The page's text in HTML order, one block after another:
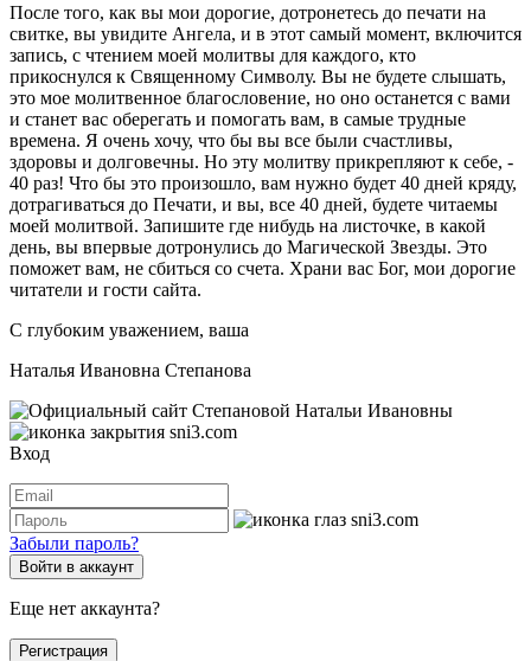
После того, как вы мои дорогие, дотронетесь до печати на
свитке, вы увидите Ангела, и в этот самый момент, включится
запись, с чтением моей молитвы для каждого, кто
прикоснулся к Священному Символу. Вы не будете слышать,
это мое молитвенное благословение, но оно останется с вами
и станет вас оберегать и помогать вам, в самые трудные
времена. Я очень хочу, что бы вы все были счастливы,
здоровы и долговечны. Но эту молитву прикрепляют к себе, -
40 раз! Что бы это произошло, вам нужно будет 40 дней кряду,
дотрагиваться до Печати, и вы, все 40 дней, будете читаемы
моей молитвой. Запишите где нибудь на листочке, в какой
день, вы впервые дотронулись до Магической Звезды. Это
поможет вам, не сбиться со счета. Храни вас Бог, мои дорогие
читатели и гости сайта.
С глубоким уважением, ваша
Наталья Ивановна Степанова
Вход
Забыли пароль?
Войти в аккаунт
Еще нет аккаунта?
Регистрация